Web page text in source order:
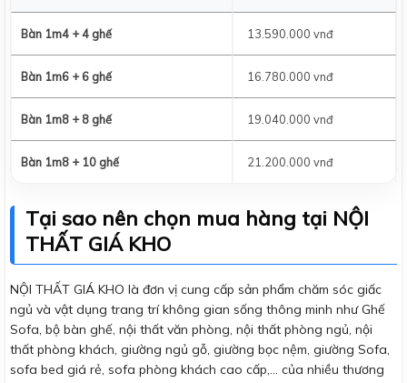
Bàn 1m4 + 4 ghế 13.590.000 vnđ
Bàn 1m6 + 6 ghế 16.780.000 vnđ
Bàn 1m8 + 8 ghế 19.040.000 vnđ
Bàn 1m8 + 10 ghế 21.200.000 vnđ
Tại sao nên chọn mua hàng tại NỘI
THẤT GIÁ KHO
NỘI THẤT GIÁ KHO là đơn vị cung cấp sản phẩm chăm sóc giấc
ngủ và vật dụng trang trí không gian sống thông minh như Ghế
Sofa, bộ bàn ghế, nội thất văn phòng, nội thất phòng ngủ, nội
thất phòng khách, giường ngủ gỗ, giường bọc nệm, giường Sofa,
sofa bed giá rẻ, sofa phòng khách cao cấp,… của nhiều thương